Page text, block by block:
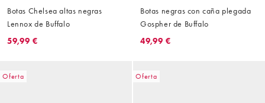
Botas Chelsea altas negras
Lennox de Buffalo
59,99 €
Botas negras con caña plegada
Gospher de Buffalo
49,99 €
Oferta Oferta